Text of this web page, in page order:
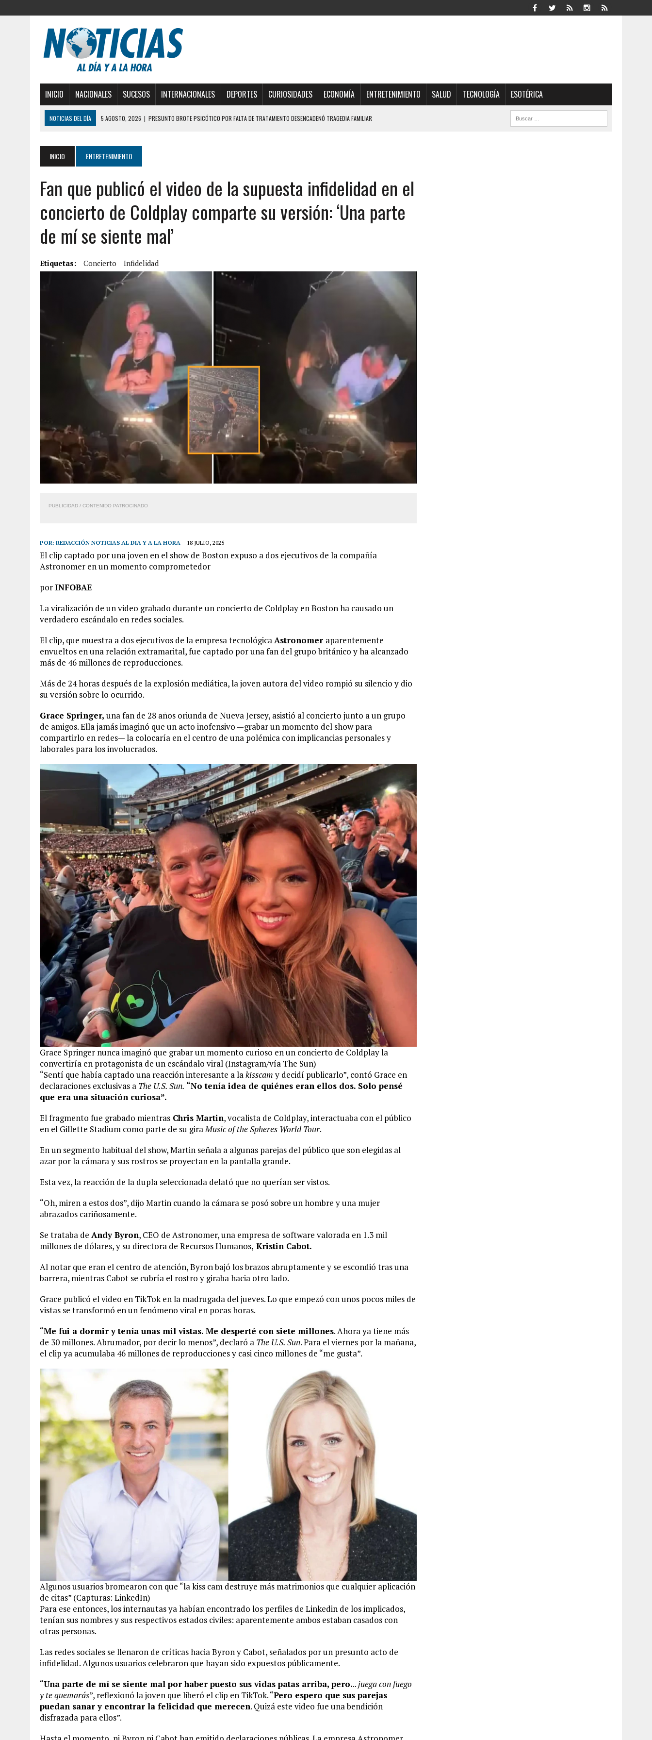
INICIO NACIONALES SUCESOS INTERNACIONALES DEPORTES CURIOSIDADES ECONOMÍA ENTRETENIMIENTO SALUD TECNOLOGÍA ESOTÉRICA
NOTICIAS DEL DÍA 5 AGOSTO, 2026 | PRESUNTO BROTE PSICÓTICO POR FALTA DE TRATAMIENTO DESENCADENÓ TRAGEDIA FAMILIAR
EDIFICIO PETUNIA
YARACUY: INTENTÓ DESCONECTAR SU NEVERA MIENTRAS LA CASA SE INUNDABA
2 AGOSTO, 2026
AYUDABA A PERSONAS EN SITUACIÓN DE CALLE Y MURIÓ A MANOS DE VARIOS DE ELLOS EN MATURÍN
2 AGOSTO, 2026
COLAPSÓ TECHO DE UNA VIVIENDA EN EL CENTRO DE CARACAS CON MÁS DE 20 PERSONAS ADENTRO
2 AGOSTO, 2026
FALCÓN: MUJER ATACÓ CON UN CUCHILLO A SUS HIJOS, UNO PERDIÓ LA VIDA
6 AGOSTO, 2026
|
MISTERIOSA MUERTE DE MODELO EN MONAGAS: HALLARON EL CUERPO DENTRO DE SU CASA
6 AGOSTO, 2026 | BARINAS: ADOLESCENTE SE QUITÓ LA VIDA TRAS SER ACOSADA Y ABUSADA POR LA PAREJA DE SU ABUELA
CONMOCIÓN EN COLORADO POR ASESINATO DE UNA ADOLESCENTE VENEZOLANA EN REUNIÓN CON AMIGOS
INICIO ENTRETENIMIENTO
Fan que publicó el video de la supuesta infidelidad en el
concierto de Coldplay comparte su versión: ‘Una parte
de mí se siente mal’
Etiquetas: Concierto Infidelidad
PUBLICIDAD / CONTENIDO PATROCINADO
POR: REDACCIÓN NOTICIAS AL DIA Y A LA HORA 18 JULIO, 2025
El clip captado por una joven en el show de Boston expuso a dos ejecutivos de la compañía
Astronomer en un momento comprometedor
porINFOBAE
La viralización de un video grabado durante un concierto de Coldplay en Boston ha causado un
verdadero escándalo en redes sociales.
El clip, que muestra a dos ejecutivos de la empresa tecnológicaAstronomer aparentemente
envueltos en una relación extramarital, fue captado por una fan del grupo británico y ha alcanzado
más de 46 millones de reproducciones.
Más de 24 horas después de la explosión mediática, la joven autora del video rompió su silencio y dio
su versión sobre lo ocurrido.
Grace Springer, una fan de 28 años oriunda de Nueva Jersey, asistió al concierto junto a un grupo
de amigos. Ella jamás imaginó que un acto inofensivo —grabar un momento del show para
compartirlo en redes— la colocaría en el centro de una polémica con implicancias personales y
laborales para los involucrados.
Grace Springer nunca imaginó que grabar un momento curioso en un concierto de Coldplay la
convertiría en protagonista de un escándalo viral (Instagram/vía The Sun)
“Sentí que había captado una reacción interesante a lakisscamy decidí publicarlo”, contó Grace en
declaraciones exclusivas a The U.S. Sun. “No tenía idea de quiénes eran ellos dos. Solo pensé
que era una situación curiosa”.
El fragmento fue grabado mientras Chris Martin, vocalista de Coldplay, interactuaba con el público
en el Gillette Stadium como parte de su giraMusic of the Spheres World Tour.
En un segmento habitual del show, Martin señala a algunas parejas del público que son elegidas al
azar por la cámara y sus rostros se proyectan en la pantalla grande.
Esta vez, la reacción de la dupla seleccionada delató que no querían ser vistos.
“Oh, miren a estos dos”, dijo Martin cuando la cámara se posó sobre un hombre y una mujer
abrazados cariñosamente.
Se trataba de Andy Byron, CEO de Astronomer, una empresa de software valorada en 1.3 mil
millones de dólares, y su directora de Recursos Humanos, Kristin Cabot.
Al notar que eran el centro de atención, Byron bajó los brazos abruptamente y se escondió tras una
barrera, mientras Cabot se cubría el rostro y giraba hacia otro lado.
Grace publicó el video en TikTok en la madrugada del jueves. Lo que empezó con unos pocos miles de
vistas se transformó en un fenómeno viral en pocas horas.
“Me fui a dormir y tenía unas mil vistas. Me desperté con siete millones. Ahora ya tiene más
de 30 millones. Abrumador, por decir lo menos”, declaró a The U.S. Sun. Para el viernes por la mañana,
el clip ya acumulaba 46 millones de reproducciones y casi cinco millones de “me gusta”.
Algunos usuarios bromearon con que “la kiss cam destruye más matrimonios que cualquier aplicación
de citas” (Capturas: LinkedIn)
Para ese entonces, los internautas ya habían encontrado los perfiles de Linkedin de los implicados,
tenían sus nombres y sus respectivos estados civiles: aparentemente ambos estaban casados con
otras personas.
Las redes sociales se llenaron de críticas hacia Byron y Cabot, señalados por un presunto acto de
infidelidad. Algunos usuarios celebraron que hayan sido expuestos públicamente.
“Una parte de mí se siente mal por haber puesto sus vidas patas arriba, pero...juega con fuego
y te quemarás”, reflexionó la joven que liberó el clip en TikTok. “Pero espero que sus parejas
puedan sanar y encontrar la felicidad que merecen. Quizá este video fue una bendición
disfrazada para ellos”.